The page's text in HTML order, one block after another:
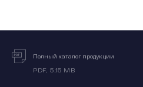
Полный каталог продукции
PDF, 5,15 MB